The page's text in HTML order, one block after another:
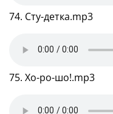
74. Сту-детка.mp3
75. Хо-ро-шо!.mp3